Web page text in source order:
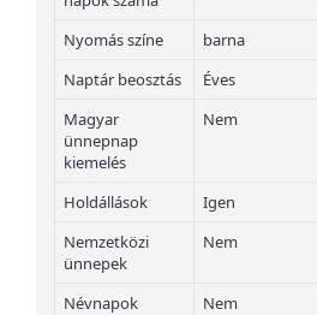
Nyomás színe
barna
Naptár beosztás
Éves
Magyar
ünnepnap
kiemelés
Nem
Holdállások
Igen
Nemzetközi
ünnepek
Nem
Névnapok
Nem